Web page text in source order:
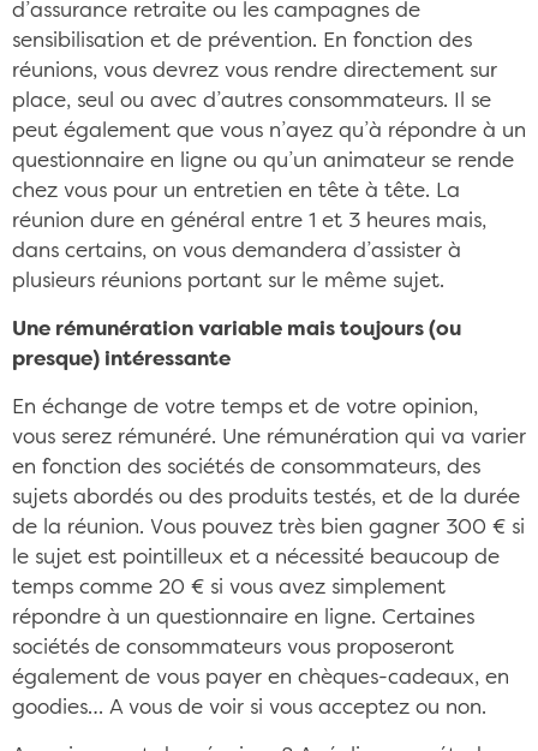
d’assurance retraite ou les campagnes de
sensibilisation et de prévention. En fonction des
réunions, vous devrez vous rendre directement sur
place, seul ou avec d’autres consommateurs. Il se
peut également que vous n’ayez qu’à répondre à un
questionnaire en ligne ou qu’un animateur se rende
chez vous pour un entretien en tête à tête. La
réunion dure en général entre 1 et 3 heures mais,
dans certains, on vous demandera d’assister à
plusieurs réunions portant sur le même sujet.
Une rémunération variable mais toujours (ou
presque) intéressante
En échange de votre temps et de votre opinion,
vous serez rémunéré. Une rémunération qui va varier
en fonction des sociétés de consommateurs, des
sujets abordés ou des produits testés, et de la durée
de la réunion. Vous pouvez très bien gagner 300 € si
le sujet est pointilleux et a nécessité beaucoup de
temps comme 20 € si vous avez simplement
répondre à un questionnaire en ligne. Certaines
sociétés de consommateurs vous proposeront
également de vous payer en chèques-cadeaux, en
goodies… A vous de voir si vous acceptez ou non.